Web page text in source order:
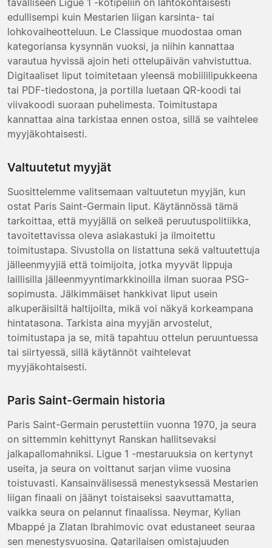
edullisempi kuin Mestarien liigan karsinta- tai
lohkovaiheotteluun. Le Classique muodostaa oman
kategoriansa kysynnän vuoksi, ja niihin kannattaa
varautua hyvissä ajoin heti ottelupäivän vahvistuttua.
Digitaaliset liput toimitetaan yleensä mobiililipukkeena
tai PDF-tiedostona, ja portilla luetaan QR-koodi tai
viivakoodi suoraan puhelimesta. Toimitustapa
kannattaa aina tarkistaa ennen ostoa, sillä se vaihtelee
myyjäkohtaisesti.
Valtuutetut myyjät
Suosittelemme valitsemaan valtuutetun myyjän, kun
ostat Paris Saint-Germain liput. Käytännössä tämä
tarkoittaa, että myyjällä on selkeä peruutuspolitiikka,
tavoitettavissa oleva asiakastuki ja ilmoitettu
toimitustapa. Sivustolla on listattuna sekä valtuutettuja
jälleenmyyjiä että toimijoita, jotka myyvät lippuja
laillisilla jälleenmyyntimarkkinoilla ilman suoraa PSG-
sopimusta. Jälkimmäiset hankkivat liput usein
alkuperäisiltä haltijoilta, mikä voi näkyä korkeampana
hintatasona. Tarkista aina myyjän arvostelut,
toimitustapa ja se, mitä tapahtuu ottelun peruuntuessa
tai siirtyessä, sillä käytännöt vaihtelevat
myyjäkohtaisesti.
Paris Saint-Germain historia
Paris Saint-Germain perustettiin vuonna 1970, ja seura
on sittemmin kehittynyt Ranskan hallitsevaksi
jalkapallomahniksi. Ligue 1 -mestaruuksia on kertynyt
useita, ja seura on voittanut sarjan viime vuosina
toistuvasti. Kansainvälisessä menestyksessä Mestarien
liigan finaali on jäänyt toistaiseksi saavuttamatta,
vaikka seura on pelannut finaalissa. Neymar, Kylian
Mbappé ja Zlatan Ibrahimovic ovat edustaneet seuraa
sen menestysvuosina. Qatarilaisen omistajuuden